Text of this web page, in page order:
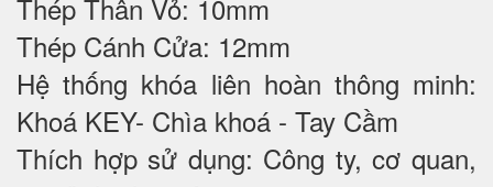
Thép Thân Vỏ: 10mm
Thép Cánh Cửa: 12mm
Hệ thống khóa liên hoàn thông minh:
Khoá KEY- Chìa khoá - Tay Cầm
Thích hợp sử dụng: Công ty, cơ quan,